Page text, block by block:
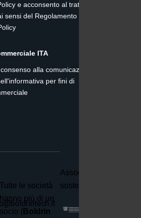
e acconsento al trattamento dei
sensi del Regolamento (UE)
ITA
alla comunicazione dei dati
per fini di
Tutte le società
hanno più di un
socio (Boldrin
Associato e
sostenitore di: